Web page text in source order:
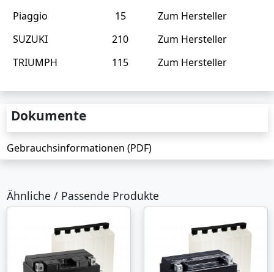
Piaggio
15
Zum Hersteller
SUZUKI
210
Zum Hersteller
TRIUMPH
115 Zum Hersteller
Dokumente
Gebrauchsinformationen (PDF)
Ähnliche / Passende Produkte